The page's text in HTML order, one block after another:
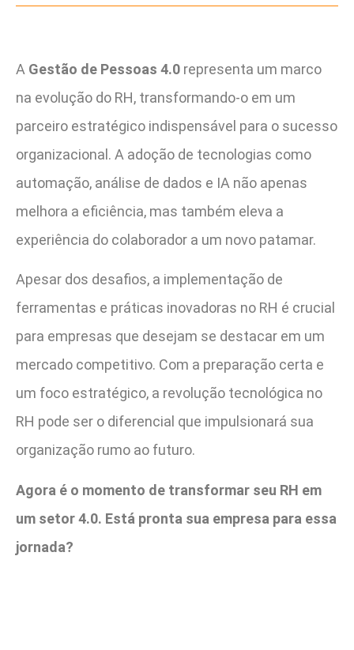
A Gestão de Pessoas 4.0 representa um marco
na evolução do RH, transformando-o em um
parceiro estratégico indispensável para o sucesso
organizacional. A adoção de tecnologias como
automação, análise de dados e IA não apenas
melhora a eficiência, mas também eleva a
experiência do colaborador a um novo patamar.
Apesar dos desafios, a implementação de
ferramentas e práticas inovadoras no RH é crucial
para empresas que desejam se destacar em um
mercado competitivo. Com a preparação certa e
um foco estratégico, a revolução tecnológica no
RH pode ser o diferencial que impulsionará sua
organização rumo ao futuro.
Agora é o momento de transformar seu RH em
um setor 4.0. Está pronta sua empresa para essa
jornada?